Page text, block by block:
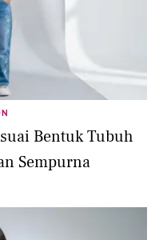
Bentuk Tubuh
Sempurna